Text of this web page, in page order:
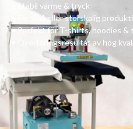
Stabil värme & tryck
För små eller storskalig
•Perfekt för T-shirts, hoodies &
Överföringsresultat av hög